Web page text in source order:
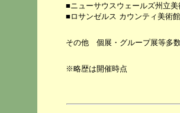
■ニューサウスウェールズ州立美
■ロサンゼルス カウンティ美術館
その他 個展・グループ展等多
※略歴は開催時点